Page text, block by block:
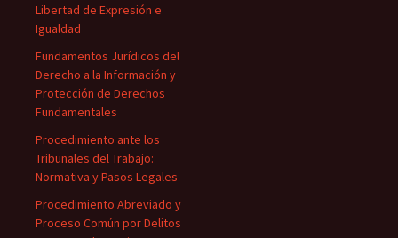
Libertad de Expresión e
Igualdad
Fundamentos Jurídicos del
Derecho a la Información y
Protección de Derechos
Fundamentales
Procedimiento ante los
Tribunales del Trabajo:
Normativa y Pasos Legales
Procedimiento Abreviado y
Proceso Común por Delitos